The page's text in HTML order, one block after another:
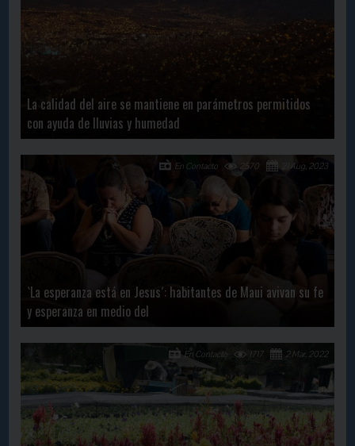
La calidad del aire se mantiene en parámetros permitidos
con ayuda de lluvias y humedad
`La esperanza está en Jesus´: habitantes de Maui avivan su fe
y esperanza en medio del
21 Aug, 2023
2570
En Contacto
2 Mar, 2022
1717
En Contacto